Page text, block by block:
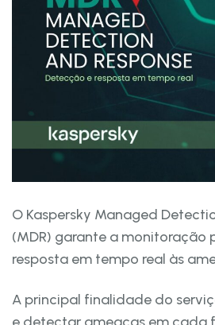
O Kaspersky Managed
(MDR) garante a monitoração
resposta em tempo real às
A principal finalidade do